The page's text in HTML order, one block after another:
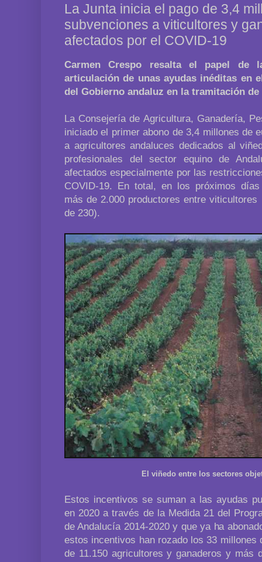
La Junta inicia el pago de 3,4
subvenciones a viticultores y
afectados por el COVID-19
Carmen Crespo resalta el papel de
articulación de unas ayudas inéditas en
del Gobierno andaluz en la tramitación
La Consejería de Agricultura, Ganadería,
iniciado el primer abono de 3,4 millones de
a agricultores andaluces dedicados al
profesionales del sector equino de
afectados especialmente por las
COVID-19. En total, en los próximos
más de 2.000 productores entre
de 230).
El viñedo entre los sectores
Estos incentivos se suman a las ayudas
en 2020 a través de la Medida 21 del
de Andalucía 2014-2020 y que ya ha
estos incentivos han rozado los 33 millones
de 11.150 agricultores y ganaderos y más